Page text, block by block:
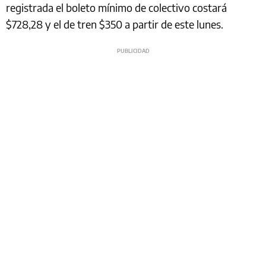
registrada el boleto mínimo de colectivo costará
$728,28 y el de tren $350 a partir de este lunes.